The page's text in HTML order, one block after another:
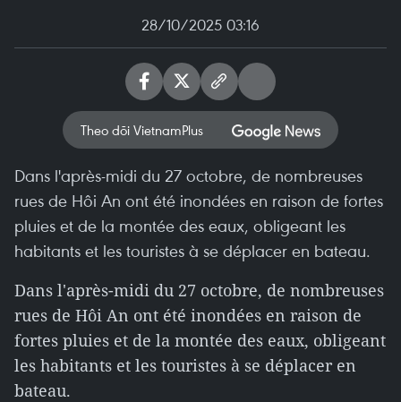
28/10/2025 03:16
Theo dõi VietnamPlus
Dans l'après-midi du 27 octobre, de nombreuses
rues de Hôi An ont été inondées en raison de fortes
pluies et de la montée des eaux, obligeant les
habitants et les touristes à se déplacer en bateau.
Dans l'après-midi du 27 octobre, de nombreuses
rues de Hôi An ont été inondées en raison de
fortes pluies et de la montée des eaux, obligeant
les habitants et les touristes à se déplacer en
bateau.